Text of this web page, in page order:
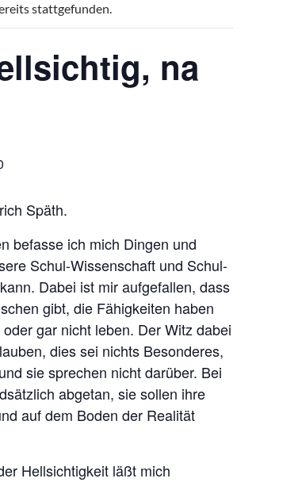
stattgefunden.
na
Späth.
befasse ich mich Dingen und
Schul-Wissenschaft und Schul-
Dabei ist mir aufgefallen, dass
gibt, die Fähigkeiten haben
gar nicht leben. Der Witz dabei
dies sei nichts Besonderes,
sie sprechen nicht darüber. Bei
abgetan, sie sollen ihre
auf dem Boden der Realität
Hellsichtigkeit läßt mich